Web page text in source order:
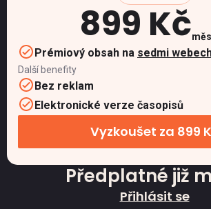
899 Kč
Prémiový obsah na sedmi
Další benefity
Bez reklam
Elektronické verze časopisů
Vyzkoušet za 899
Předplatné již
Přihlásit se